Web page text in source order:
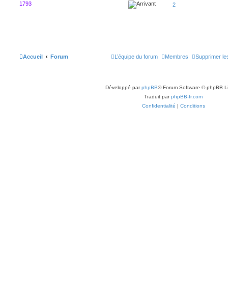
1793 2
Accueil Forum Supprimer
Membres
L’équipe du forum
Développé parphpBB® Forum Software © phpBB
Traduit parphpBB-fr.com
Confidentialité | Conditions